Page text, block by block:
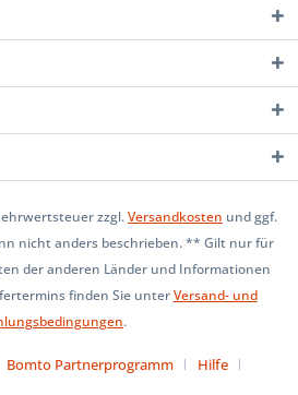
zzgl.Versandkosten und ggf.
nicht anders beschrieben. ** Gilt nur für
der anderen Länder und Informationen
finden Sie unterVersand- und
.
Bomto Partnerprogramm
Hilfe